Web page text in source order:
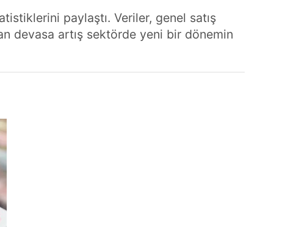
paylaştı. Veriler, genel satış
devasa artış sektörde yeni bir dönemin